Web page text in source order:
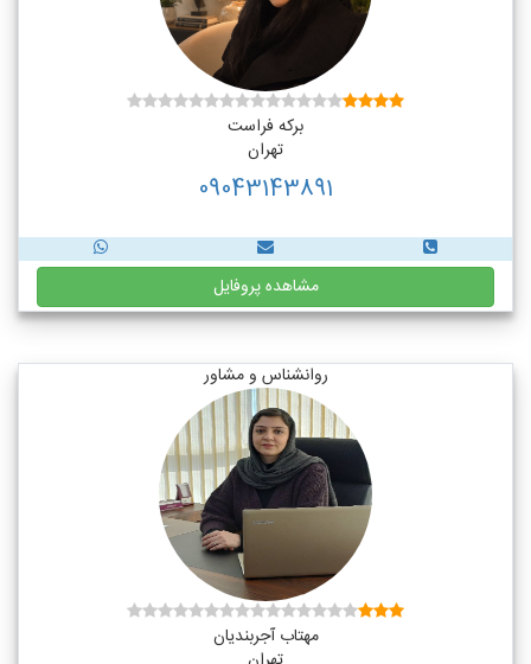
برکه فراست
تهران
09043143891
مشاهده پروفایل
روانشناس و مشاور
مهتاب آجربندیان